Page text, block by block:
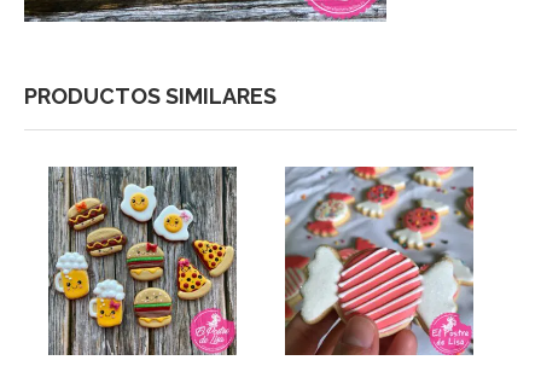
PRODUCTOS SIMILARES